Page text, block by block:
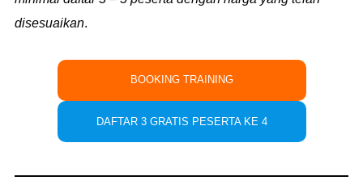
disesuaikan.
BOOKING TRAINING
DAFTAR 3 GRATIS PESERTA KE 4